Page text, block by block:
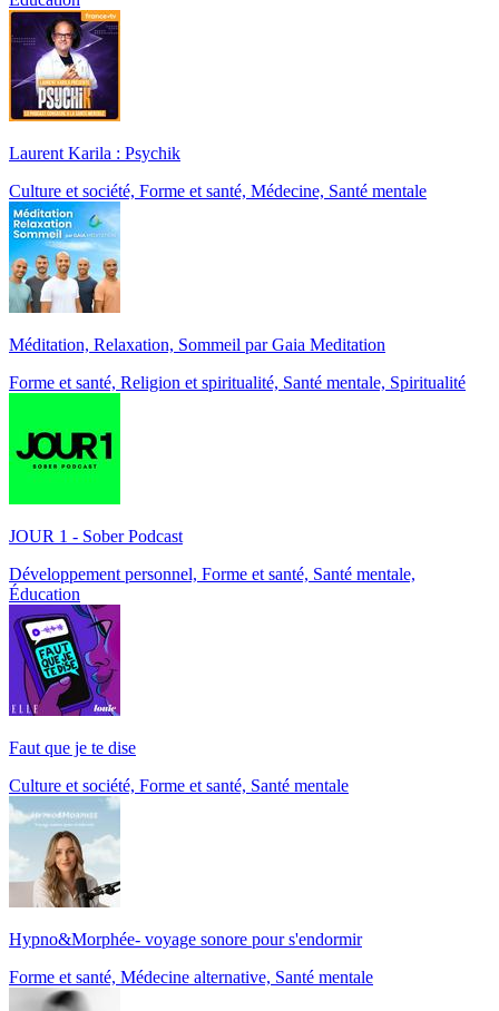
Laurent Karila : Psychik
Culture et société, Forme et santé, Médecine, Santé mentale
Méditation, Relaxation, Sommeil par Gaia Meditation
Forme et santé, Religion et spiritualité, Santé mentale, Spiritualité
JOUR 1 - Sober Podcast
Développement personnel, Forme et santé, Santé mentale,
Éducation
Faut que je te dise
Culture et société, Forme et santé, Santé mentale
Hypno&Morphée- voyage sonore pour s'endormir
Forme et santé, Médecine alternative, Santé mentale